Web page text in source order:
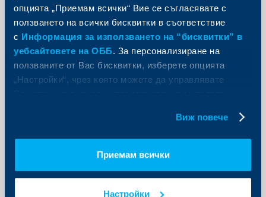
опцията „Приемам всички“ Вие се съгласявате с
ползването на всички бисквитки в съответствие
с Информация за използването на “бисквитки” в
уебсайтовете на ОББ. За персонализиране на
ползваните от Вас бисквитки, изберете опцията
„Настройки“, чрез която можете да управлявате
Виж повече
Приемам всички
Настройки